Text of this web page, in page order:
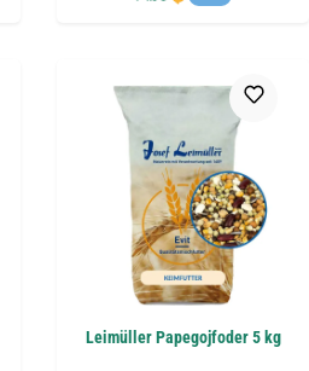
Leimüller Papegojfoder 5 kg